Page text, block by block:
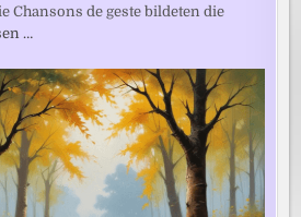
Chansons de geste bildeten die
…